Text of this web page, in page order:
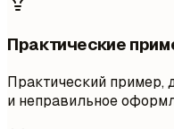
Практические
Практический
и неправильное